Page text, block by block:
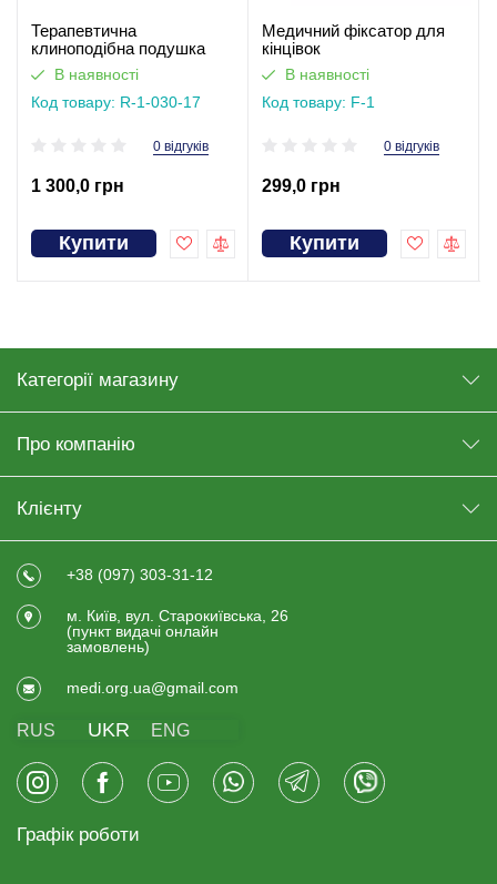
Терапевтична
клиноподібна подушка
рефлюкс при печії 17 см
В наявності
Код товару: R-1-030-17
0 відгуків
1 300,0 грн
Купити
Медичний фіксатор для
кінцівок
В наявності
Код товару: F-1
0 відгуків
299,0 грн
Купити
Категорії магазину
Про компанію
Клієнту
+38 (097) 303-31-12
м. Київ, вул. Старокиївська, 26
(пункт видачi онлайн
замовлень)
medi.org.ua@gmail.com
RUS UKR ENG
Графік роботи